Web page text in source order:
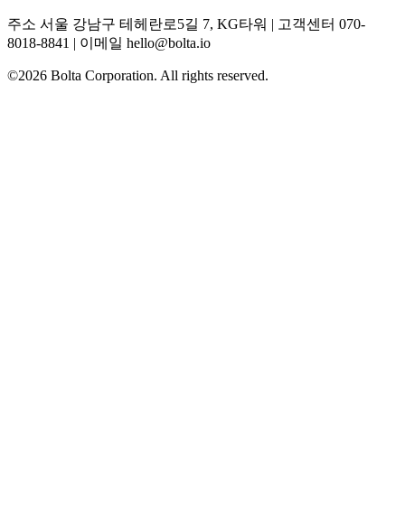
주소 서울 강남구 테헤란로5길 7, KG타워 | 고객센터 070-
8018-8841 | 이메일 hello@bolta.io
©2026 Bolta Corporation. All rights reserved.